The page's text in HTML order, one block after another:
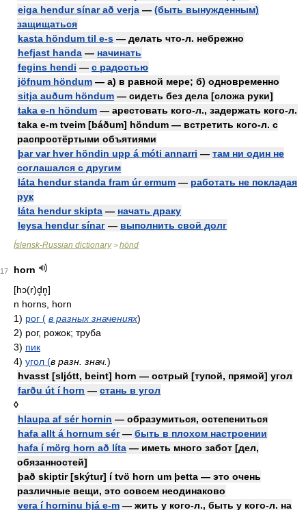
eiga hendur sínar að verja — (быть вынужденным)
защищаться
kasta höndum til e-s — делать что-л. небрежно
hefjast handa — начинать
fegins hendi — с радостью
jöfnum höndum — а) в равной мере; б) одновременно
sitja auðum höndum — сидеть без дела [сложа руки]
taka e-n höndum — арестовать кого-л., задержать кого-л.
taka e-m tveim [báðum] höndum — встретить кого-л. с
распростёртыми объятиями
þar var hver höndin upp á móti annarri — там ни один не
соглашался с другим
láta hendur standa fram úr ermum — работать не покладая
рук
láta hendur skipta — начать драку
leysa hendur sínаг — выполнить свой долг
Íslensk-Russian dictionary> hönd
17
horn
[hɔ(r)d̥n̥]
n horns, horn
1) рог ( в разных значениях)
2) рог, рожок; труба
3) пик
4) угол (в разн. знач. )
hvasst [sljótt, beint] horn — острый [тупой, прямой] угол
farðu út í horn — стань в угол
◊
hlaupa af sér hornin — образумиться, остепениться
hafa allt á hornum sér— быть в плохом настроении
hafa í mörg horn að líta — иметь много забот [дел,
обязанностей]
það skiptir [skýtur] í tvö horn um þetta — это очень
различные вещи, это совсем неодинаково
vera í horninu hjá e-m — жить у кого-л., быть у кого-л. на